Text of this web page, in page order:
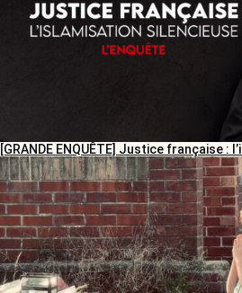
[GRANDE ENQUÊTE] Justice française :